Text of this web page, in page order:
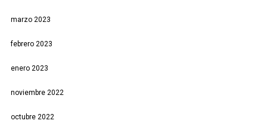
marzo 2023
febrero 2023
enero 2023
noviembre 2022
octubre 2022